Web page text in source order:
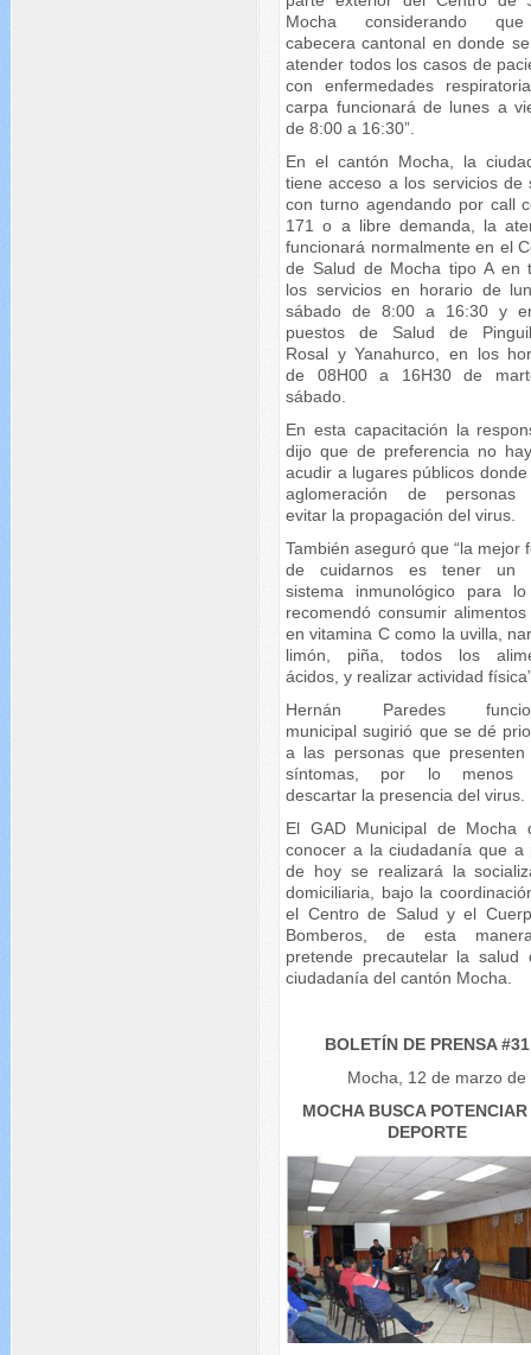
Mocha considerando
cabecera cantonal en donde
atender todos los casos de
con enfermedades
carpa funcionará de lunes a
de 8:00 a 16:30”.
En el cantón Mocha, la
tiene acceso a los servicios de
con turno agendando por call
171 o a libre demanda, la
funcionará normalmente en el
de Salud de Mocha tipo A en
los servicios en horario de
sábado de 8:00 a 16:30 y
puestos de Salud de
Rosal y Yanahurco, en los
de 08H00 a 16H30 de
sábado.
En esta capacitación la
dijo que de preferencia no
acudir a lugares públicos
aglomeración de personas
evitar la propagación del virus.
También aseguró que “la mejor
de cuidarnos es tener un
sistema inmunológico para
recomendó consumir
en vitamina C como la uvilla,
limón, piña, todos los
ácidos, y realizar actividad
Hernán Paredes
municipal sugirió que se dé
a las personas que presenten
síntomas, por lo menos
descartar la presencia del virus.
El GAD Municipal de Mocha
conocer a la ciudadanía que a
de hoy se realizará la
domiciliaria, bajo la
el Centro de Salud y el
Bomberos, de esta
pretende precautelar la salud
ciudadanía del cantón Mocha.
BOLETÍN DE PRENSA #31
Mocha, 12 de marzo de
MOCHA BUSCA
DEPORTE